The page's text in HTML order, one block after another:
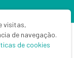
reservados.
visitas,
de navegação.
de cookies